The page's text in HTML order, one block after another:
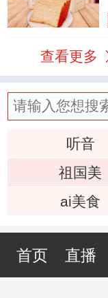
查看更多
听音
祖国美
ai美食
首页 直播